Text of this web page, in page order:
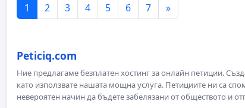
1 2 3 4 5 6 7 »
Peticiq.com
Ние предлагаме безплатен хостинг за онлайн петиции.
като използвате нашата мощна услуга. Петициите ни са
невероятен начин да бъдете забелязани от обществото и